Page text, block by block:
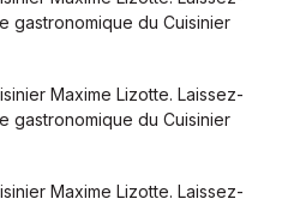
gastronomique du Cuisinier
Maxime Lizotte. Laissez-
gastronomique du Cuisinier
Maxime Lizotte. Laissez-